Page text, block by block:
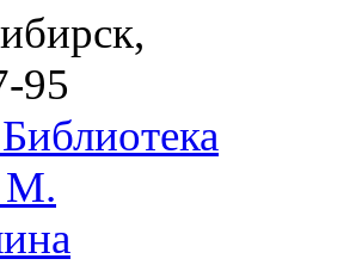
,
95
Библиотека
М.